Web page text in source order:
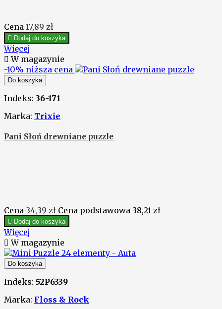
Cena 17,89 zł
 Dodaj do koszyka
Więcej
 W magazynie
-10% niższa cena
Do koszyka
Indeks: 36-171
Marka: Trixie
Pani Słoń drewniane puzzle
Cena 34,39 zł Cena podstawowa 38,21 zł
 Dodaj do koszyka
Więcej
 W magazynie
Do koszyka
Indeks: 52P6339
Marka: Floss & Rock